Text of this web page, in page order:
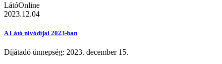
LátóOnline
2023.12.04
A Látó nívódíjai 2023-ban
Díjátadó ünnepség: 2023. december 15.